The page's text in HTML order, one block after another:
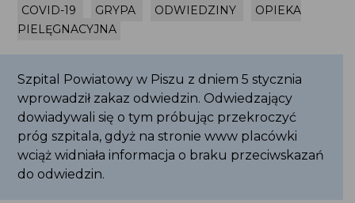
COVID-19 GRYPA ODWIEDZINY
OPIEKA
PIELĘGNACYJNA
Szpital Powiatowy w Piszu z dniem 5 stycznia
wprowadził zakaz odwiedzin. Odwiedzający
dowiadywali się o tym próbując przekroczyć
próg szpitala, gdyż na stronie www placówki
wciąż widniała informacja o braku przeciwskazań
do odwiedzin.